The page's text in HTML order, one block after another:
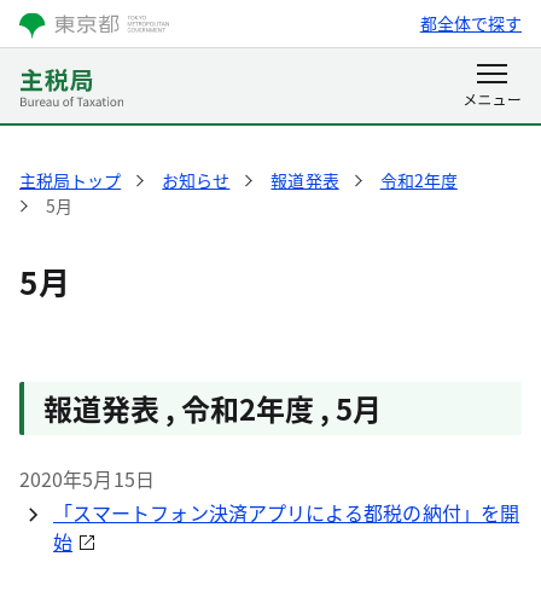
都全体で探す
主税局トップ お知らせ 報道発表
令和2年度
5月
5月
報道発表 , 令和2年度 , 5月
2020年5月15日
「スマートフォン決済アプリによる都税の納付」を開
始